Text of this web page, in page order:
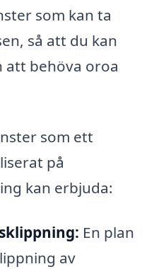
som kan ta
så att du kan
att behöva oroa
som ett
på
kan erbjuda:
En plan
av